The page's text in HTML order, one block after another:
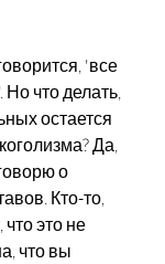
'все
что делать,
остается
Да,
о
Кто-то,
это не
что вы